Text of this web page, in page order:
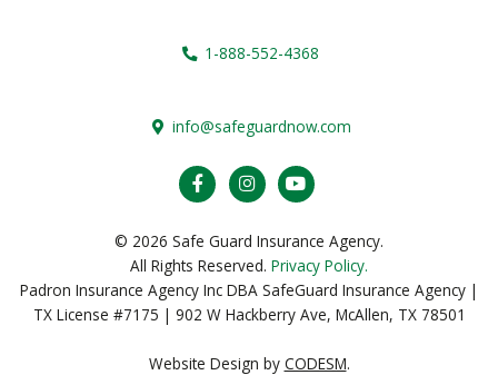
1-888-552-4368
info@safeguardnow.com
© 2026 Safe Guard Insurance Agency.
All Rights Reserved. Privacy Policy.
Padron Insurance Agency Inc DBA SafeGuard Insurance Agency |
TX License #7175 | 902 W Hackberry Ave, McAllen, TX 78501
Website Design by CODESM.